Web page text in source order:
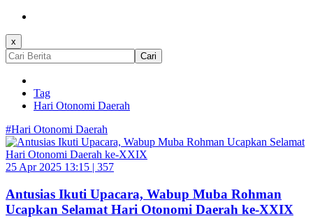
x
Cari
Tag
Hari Otonomi Daerah
#Hari Otonomi Daerah
25 Apr 2025 13:15 | 357
Antusias Ikuti Upacara, Wabup Muba Rohman
Ucapkan Selamat Hari Otonomi Daerah ke-XXIX